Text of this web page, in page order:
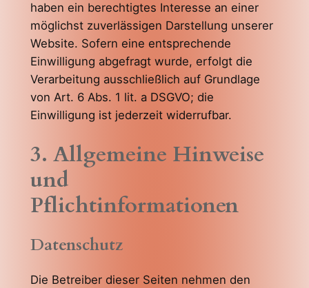
haben ein berechtigtes Interesse an einer
möglichst zuverlässigen Darstellung unserer
Website. Sofern eine entsprechende
Einwilligung abgefragt wurde, erfolgt die
Verarbeitung ausschließlich auf Grundlage
von Art. 6 Abs. 1 lit. a DSGVO; die
Einwilligung ist jederzeit widerrufbar.
3. Allgemeine Hinweise
und
Pflichtinformationen
Datenschutz
Die Betreiber dieser Seiten nehmen den